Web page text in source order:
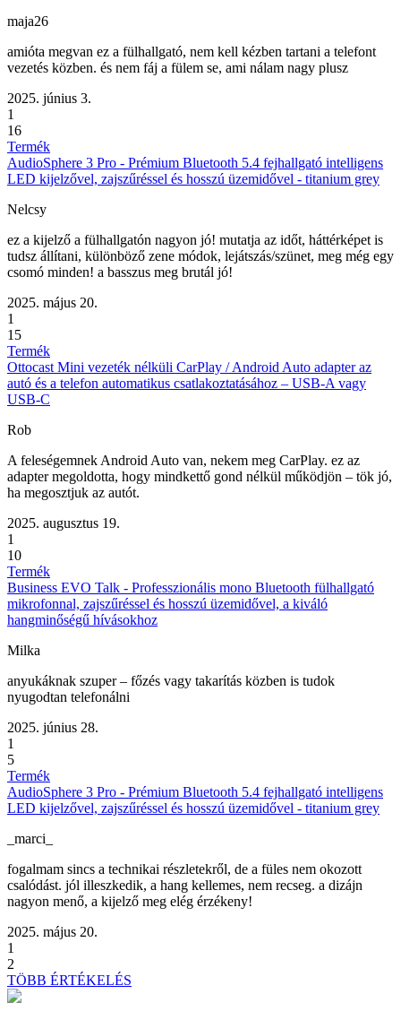
maja26
amióta megvan ez a fülhallgató, nem kell kézben tartani a telefont
vezetés közben. és nem fáj a fülem se, ami nálam nagy plusz
2025. június 3.
1
16
Termék
AudioSphere 3 Pro - Prémium Bluetooth 5.4 fejhallgató intelligens
LED kijelzővel, zajszűréssel és hosszú üzemidővel - titanium grey
Nelcsy
ez a kijelző a fülhallgatón nagyon jó! mutatja az időt, háttérképet is
tudsz állítani, különböző zene módok, lejátszás/szünet, meg még egy
csomó minden! a basszus meg brutál jó!
2025. május 20.
1
15
Termék
Ottocast Mini vezeték nélküli CarPlay / Android Auto adapter az
autó és a telefon automatikus csatlakoztatásához – USB-A vagy
USB-C
Rob
A feleségemnek Android Auto van, nekem meg CarPlay. ez az
adapter megoldotta, hogy mindkettő gond nélkül működjön – tök jó,
ha megosztjuk az autót.
2025. augusztus 19.
1
10
Termék
Business EVO Talk - Professzionális mono Bluetooth fülhallgató
mikrofonnal, zajszűréssel és hosszú üzemidővel, a kiváló
hangminőségű hívásokhoz
Milka
anyukáknak szuper – főzés vagy takarítás közben is tudok
nyugodtan telefonálni
2025. június 28.
1
5
Termék
AudioSphere 3 Pro - Prémium Bluetooth 5.4 fejhallgató intelligens
LED kijelzővel, zajszűréssel és hosszú üzemidővel - titanium grey
_marci_
fogalmam sincs a technikai részletekről, de a füles nem okozott
csalódást. jól illeszkedik, a hang kellemes, nem recseg. a dizájn
nagyon menő, a kijelző meg elég érzékeny!
2025. május 20.
1
2
TÖBB ÉRTÉKELÉS